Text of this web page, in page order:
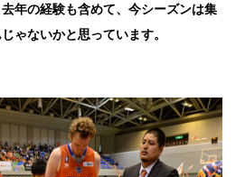
年の経験も含めて、今シーズンは集
ゃないかと思っています。